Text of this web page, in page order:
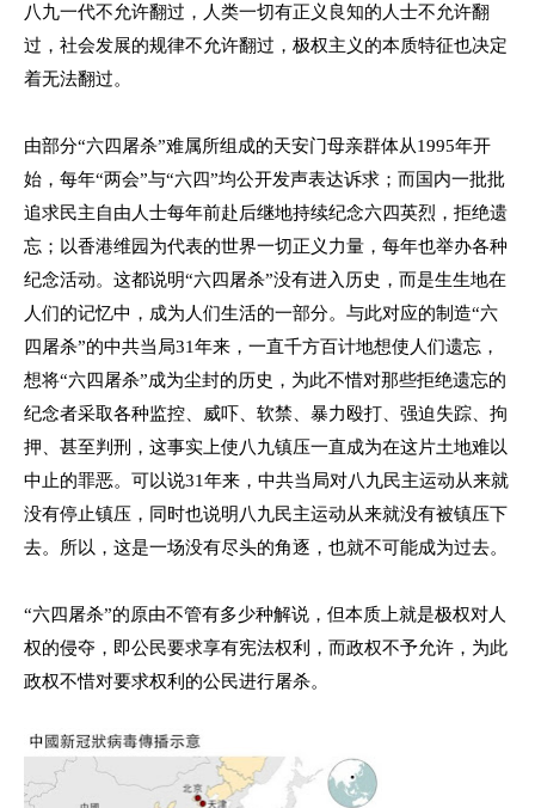
八九一代不允许翻过，人类一切有正义良知的人士不允许翻
过，社会发展的规律不允许翻过，极权主义的本质特征也决定
着无法翻过。
由部分“六四屠杀”难属所组成的天安门母亲群体从1995年开
始，每年“两会”与“六四”均公开发声表达诉求；而国内一批批
追求民主自由人士每年前赴后继地持续纪念六四英烈，拒绝遗
忘；以香港维园为代表的世界一切正义力量，每年也举办各种
纪念活动。这都说明“六四屠杀”没有进入历史，而是生生地在
人们的记忆中，成为人们生活的一部分。与此对应的制造“六
四屠杀”的中共当局31年来，一直千方百计地想使人们遗忘，
想将“六四屠杀”成为尘封的历史，为此不惜对那些拒绝遗忘的
纪念者采取各种监控、威吓、软禁、暴力殴打、强迫失踪、拘
押、甚至判刑，这事实上使八九镇压一直成为在这片土地难以
中止的罪恶。可以说31年来，中共当局对八九民主运动从来就
没有停止镇压，同时也说明八九民主运动从来就没有被镇压下
去。所以，这是一场没有尽头的角逐，也就不可能成为过去。
“六四屠杀”的原由不管有多少种解说，但本质上就是极权对人
权的侵夺，即公民要求享有宪法权利，而政权不予允许，为此
政权不惜对要求权利的公民进行屠杀。